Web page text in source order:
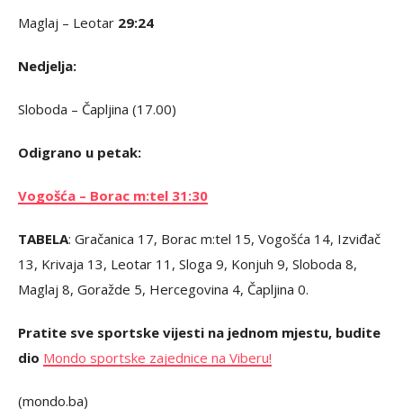
Maglaj – Leotar 29:24
Nedjelja:
Sloboda – Čapljina (17.00)
Odigrano u petak:
Vogošća – Borac m:tel 31:30
TABELA: Gračanica 17, Borac m:tel 15, Vogošća 14, Izviđač
13, Krivaja 13, Leotar 11, Sloga 9, Konjuh 9, Sloboda 8,
Maglaj 8, Goražde 5, Hercegovina 4, Čapljina 0.
Pratite sve sportske vijesti na jednom mjestu, budite
dio Mondo sportske zajednice na Viberu!
(mondo.ba)